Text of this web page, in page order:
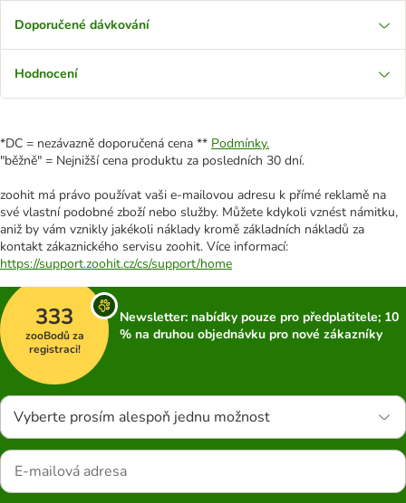
Doporučené dávkování
Hodnocení
*DC = nezávazně doporučená cena ** Podmínky.
"běžně" = Nejnižší cena produktu za posledních 30 dní.
zoohit má právo používat vaši e-mailovou adresu k přímé reklamě na
své vlastní podobné zboží nebo služby. Můžete kdykoli vznést námitku,
aniž by vám vznikly jakékoli náklady kromě základních nákladů za
kontakt zákaznického servisu zoohit. Více informací:
https://support.zoohit.cz/cs/support/home
333
zooBodů za
registraci!
Newsletter: nabídky pouze pro předplatitele; 10
% na druhou objednávku pro nové zákazníky
Vyberte prosím alespoň jednu možnost